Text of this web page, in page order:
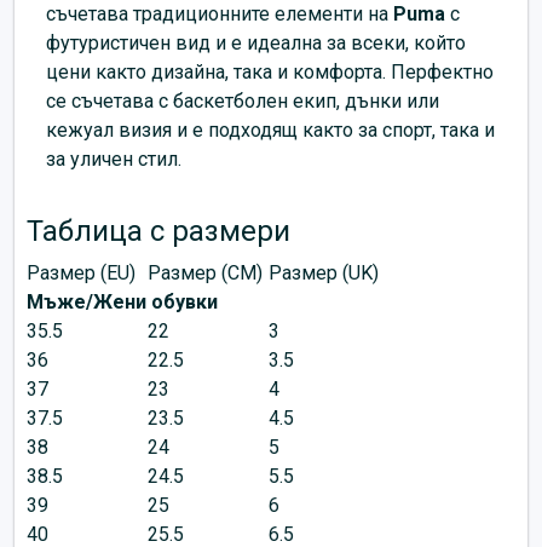
съчетава традиционните елементи на Puma с
футуристичен вид и е идеална за всеки, който
цени както дизайна, така и комфорта. Перфектно
се съчетава с баскетболен екип, дънки или
кежуал визия и е подходящ както за спорт, така и
за уличен стил.
Таблица с размери
Размер (EU) Размер (CM) Размер (UK)
Мъже/Жени обувки
35.5
22
3
36
22.5
3.5
37
23
4
37.5
23.5
4.5
38
24
5
38.5
24.5
5.5
39
25
6
40
25.5
6.5